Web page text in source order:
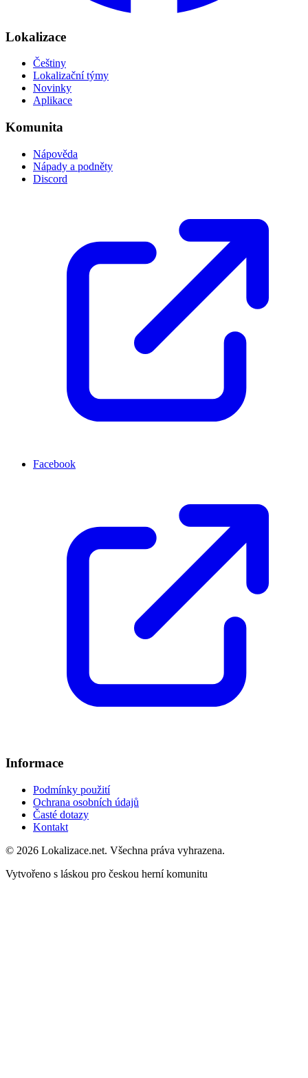
Lokalizace
Češtiny
Lokalizační týmy
Novinky
Aplikace
Komunita
Nápověda
Nápady a podněty
Discord
Facebook
Informace
Podmínky použití
Ochrana osobních údajů
Časté dotazy
Kontakt
© 2026 Lokalizace.net. Všechna práva vyhrazena.
Vytvořeno s láskou pro českou herní komunitu